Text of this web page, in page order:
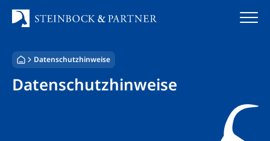
Inhalt
springen
Startseite
Kanzlei
Datenschutzhinweise
Datenschutzhinweise